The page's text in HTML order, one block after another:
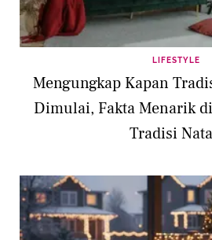
LIFESTYLE
Mengungkap Kapan
Dimulai, Fakta Menarik
Tradisi